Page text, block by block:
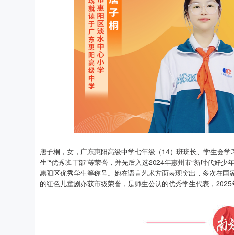
唐子桐，女，广东惠阳高级中学七年级（14）班班长、学生会
生”“优秀班干部”等荣誉，并先后入选2024年惠州市“新时代好少
惠阳区优秀学生等称号。她在语言艺术方面表现突出，多次在国
的红色儿童剧亦获市级荣誉，是师生公认的优秀学生代表，2025
深证成指 -34.08 -0.24%